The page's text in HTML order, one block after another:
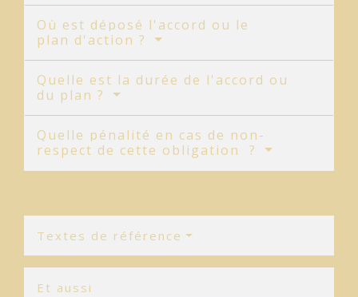
Où est déposé l'accord ou le
plan d'action ?
Quelle est la durée de l'accord ou
du plan ?
Quelle pénalité en cas de non-
respect de cette obligation ?
Textes de référence
Et aussi